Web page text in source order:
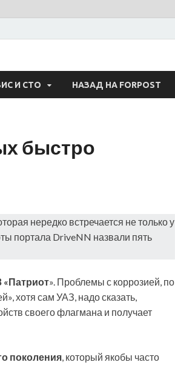
И СТО НАЗАД НА FORPOST
быстро
нередко встречается не только у
портала DriveNN назвали пять
«Патриот». Проблемы с коррозией, по
хотя сам УАЗ, надо сказать,
своего флагмана и получает
поколения, который якобы часто